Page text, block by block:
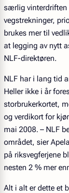
særlig
vegstrekninger,
brukes mer til
at legging av nytt
NLF-direktøren.
NLF har i lang tid
Heller ikke i år
storbrukerkortet,
og verdikort for
mai 2008. – NLF
området, sier
på riksvegferjene
nesten 2 % mer
Alt i alt er dette et